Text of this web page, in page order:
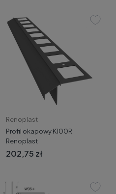
Renoplast
Profil okapowy K100R
Renoplast
202,75 zł